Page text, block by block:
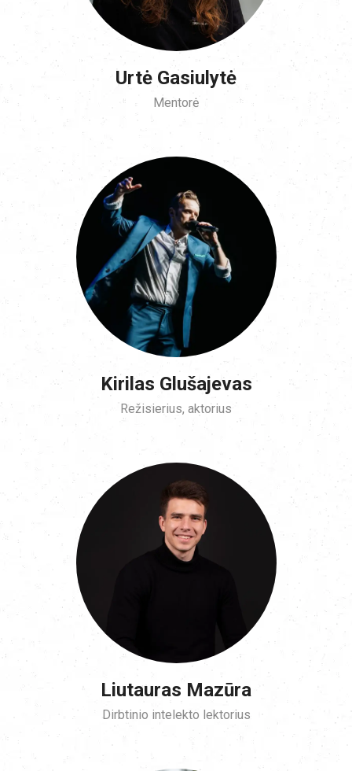
Urtė Gasiulytė
Mentorė
Kirilas Glušajevas
Režisierius, aktorius
Liutauras Mazūra
Dirbtinio intelekto lektorius